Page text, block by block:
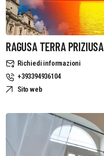
RAGUSA TERRA PRIZIUSA
Richiedi informazioni
+393394936104
Sito web